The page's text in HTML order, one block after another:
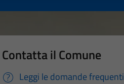
Contatta il Comune
Leggi le domande frequenti